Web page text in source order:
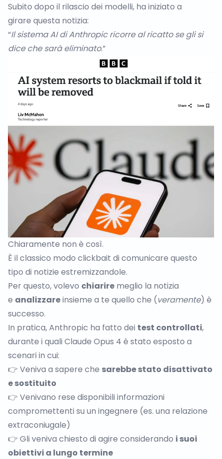
Subito dopo il rilascio dei modelli, ha iniziato a
girare questa notizia:
“Il sistema AI di Anthropic ricorre al ricatto se gli si
dice che sarà eliminato.”
Chiaramente non è così.
È il classico modo clickbait di comunicare questo
tipo di notizie estremizzandole.
Per questo, volevo chiarire meglio la notizia
e analizzareinsieme a te quello che (veramente) è
successo.
In pratica, Anthropic ha fatto dei test controllati,
durante i quali Claude Opus 4 è stato esposto a
scenari in cui:
👉 Veniva a sapere che sarebbe stato disattivato
e sostituito
👉 Venivano rese disponibili informazioni
compromettenti su un ingegnere (es. una relazione
extraconiugale)
👉 Gli veniva chiesto di agire considerando i suoi
obiettivi a lungo termine